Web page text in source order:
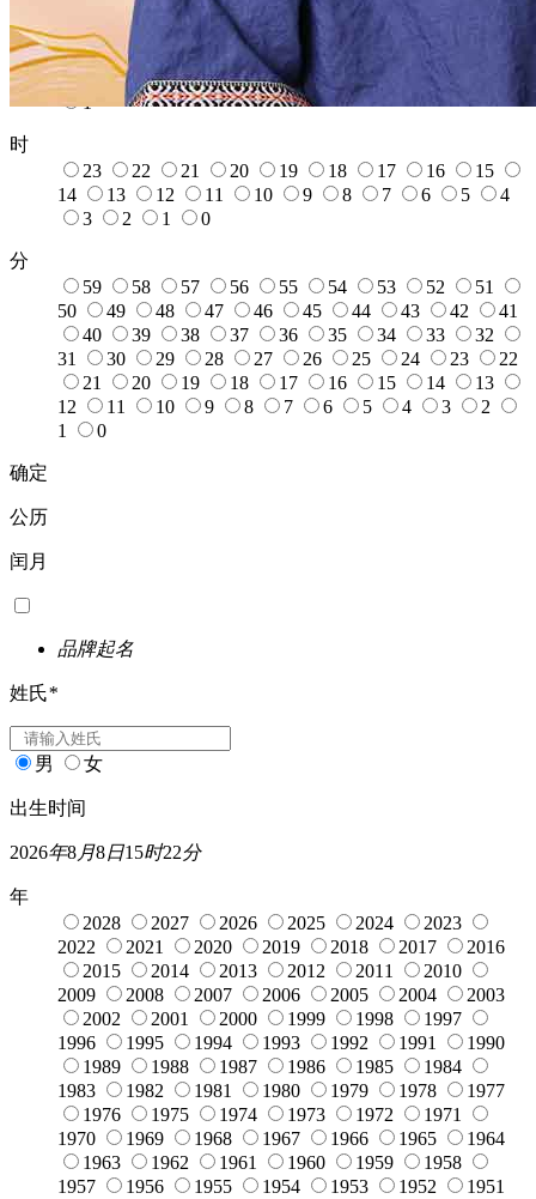
31
30 29 28 27 25 24
22
21 20 18 17
12
11 10 9 8 7 4
1
时
23
22 21 20 19 18 17 16
15
14
13 12 11 10 9 8 7 6 5
4
3
2 1 0
分
59
58 57 56 55 54 53 52
51
50
49 48 47 46 45 44 43 42
41
40
39 38 37 36 35 34 33
32
31
30 29 28 27 26 25 24 23
22
21
20 19 18 17 16 15 14
13
12
11 10 9 8 7 6 5 4 3
2
1
0
确定
公历
闰月
品牌起名
姓氏*
男 女
出生时间
2026年8月8日15时22分
年
2028
2027 2026 2025 2024
2023
2022
2021 2020 2019 2018 2017
2016
2015
2014 2013 2012 2011
2010
2009
2008 2007 2006 2005 2004
2003
2002
2001 2000 1999 1998
1997
1996
1995 1994 1993 1992 1991
1990
1989
1988 1987 1986 1985
1984
1983
1982 1981 1980 1979 1978
1977
1976
1975 1974 1973 1972
1971
1970
1969 1968 1967 1966 1965
1964
1963
1962 1961 1960 1959
1958
1957
1956 1955 1954 1953 1952
1951